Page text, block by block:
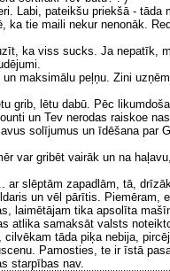
Labi, pateikšu priekšā - tāda
ka tie maili nekur nenonāk.
ka viss sucks. Ja nepatīk,
maksimālu peļņu. Zini
grib, lētu dabū. Pēc
un Tev nerodas raiskoe
solījumus un īdēšana par
var gribēt vairāk un na
ar slēptām zapadlām, tā,
un vēl pārītis. Piemēram,
laimētājam tika apsolīta
atlika samaksāt valsts
tāda piķa nebija,
Pamosties, te ir īstā
starpības nav.